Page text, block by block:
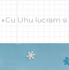
› Cu Uhu lucram